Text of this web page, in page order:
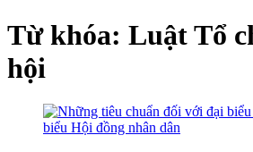
Từ khóa: Luật Tổ
hội